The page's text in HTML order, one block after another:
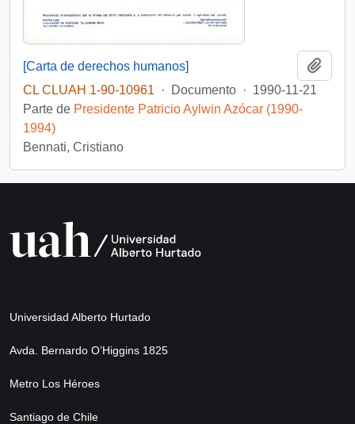
[Carta de derechos humanos]
CL CLUAH 1-90-10961
· Documento · 1990-11-21
Parte de Presidente Patricio Aylwin Azócar (1990-
1994)
Bennati, Cristiano
Universidad Alberto Hurtado
Avda. Bernardo O’Higgins 1825
Metro Los Héroes
Santiago de Chile